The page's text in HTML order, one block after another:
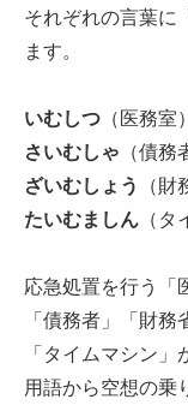
それぞれの言葉に
ます。
いむしつ （医務室）
さいむしゃ （債務
ざいむしょう
（財
たいむましん （タ
応急処置を行う「
「債務者」「財
「タイムマシン
用語から空想の乗